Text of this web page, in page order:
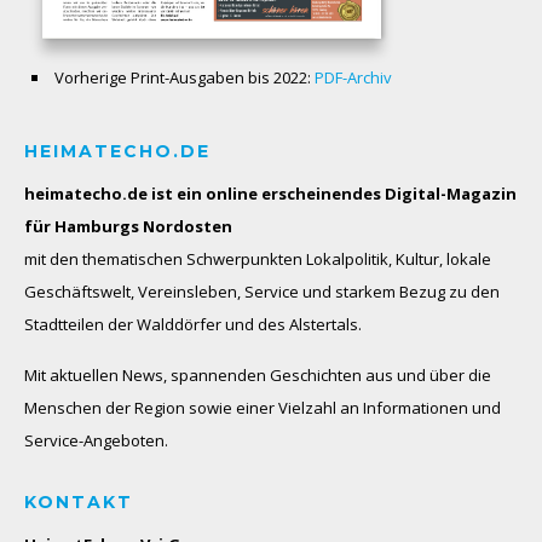
Vorherige Print-Ausgaben bis 2022: PDF-Archiv
HEIMATECHO.DE
heimatecho.de ist ein online erscheinendes Digital-Magazin
für Hamburgs Nordosten
mit den thematischen Schwerpunkten Lokalpolitik, Kultur, lokale
Geschäftswelt, Vereinsleben, Service und starkem Bezug zu den
Stadtteilen der Walddörfer und des Alstertals.
Mit aktuellen News, spannenden Geschichten aus und über die
Menschen der Region sowie einer Vielzahl an Informationen und
Service-Angeboten.
KONTAKT